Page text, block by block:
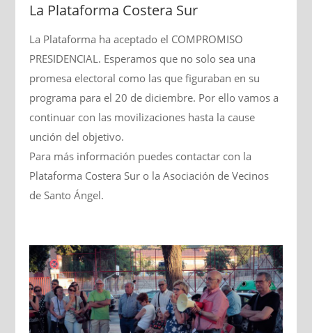
La Plataforma Costera Sur
La Plataforma ha aceptado el COMPROMISO
PRESIDENCIAL. Esperamos que no solo sea una
promesa electoral como las que figuraban en su
programa para el 20 de diciembre. Por ello vamos a
continuar con las movilizaciones hasta la cause
unción del objetivo.
Para más información puedes contactar con la
Plataforma Costera Sur o la Asociación de Vecinos
de Santo Ángel.